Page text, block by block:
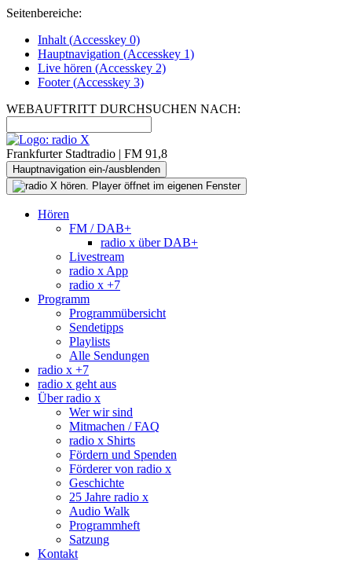
Seitenbereiche:
Inhalt (Accesskey 0)
Hauptnavigation (Accesskey 1)
Live hören (Accesskey 2)
Footer(Accesskey 3)
WEBAUFTRITT DURCHSUCHEN NACH:
Frankfurter Stadtradio | FM 91,8
Hauptnavigation ein-/ausblenden
Hören
FM / DAB+
radio x über DAB+
Livestream
radio x App
radio x +7
Programm
Programmübersicht
Sendetipps
Playlists
Alle Sendungen
radio x +7
radio x geht aus
Über radio x
Wer wir sind
Mitmachen / FAQ
radio x Shirts
Fördern und Spenden
Förderer von radio x
Geschichte
25 Jahre radio x
Audio Walk
Programmheft
Satzung
Kontakt